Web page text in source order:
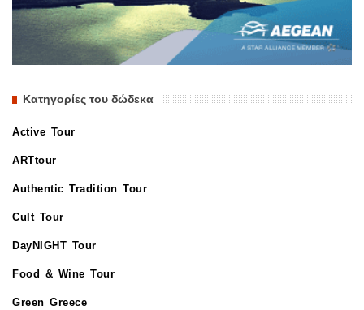
Κατηγορίες του δώδεκα
Active Tour
ARTtour
Authentic Tradition Tour
Cult Tour
DayNIGHT Tour
Food & Wine Tour
Green Greece